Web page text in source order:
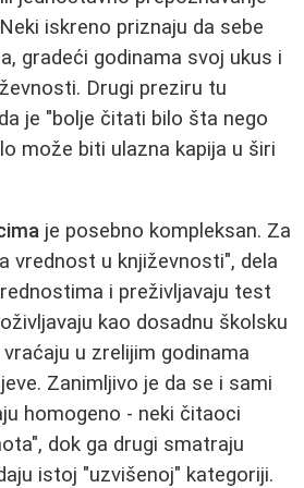
iskreno priznaju da sebe
gradeći godinama svoj ukus i
Drugi preziru tu
je "bolje čitati bilo šta nego
može biti ulazna kapija u širi
je posebno kompleksan. Za
vrednost u književnosti", dela
i preživljavaju test
kao dosadnu školsku
u zrelijim godinama
Zanimljivo je da se i sami
homogeno - neki čitaoci
dok ga drugi smatraju
istoj "uzvišenoj" kategoriji.